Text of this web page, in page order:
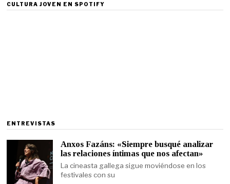
CULTURA JOVEN EN SPOTIFY
ENTREVISTAS
Anxos Fazáns: «Siempre busqué analizar
las relaciones íntimas que nos afectan»
La cineasta gallega sigue moviéndose en los
festivales con su